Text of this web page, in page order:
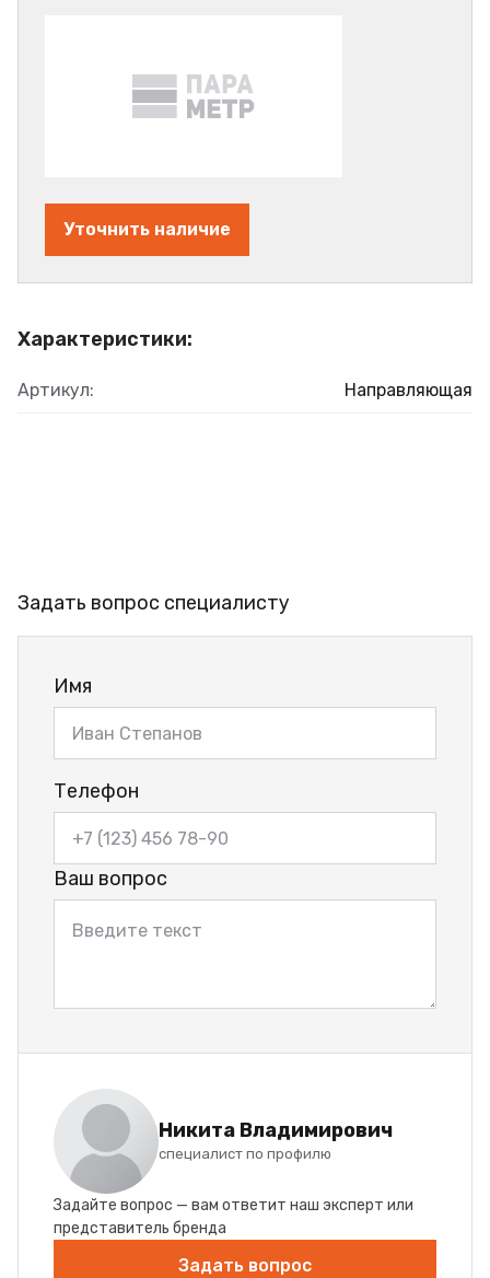
Характеристики:
Артикул: Направляющая
Уточнить наличие
Задать вопрос специалисту
Имя
Телефон
Ваш вопрос
Никита Владимирович
специалист по профилю
Задайте вопрос — вам ответит наш эксперт или
представитель бренда
Задать вопрос